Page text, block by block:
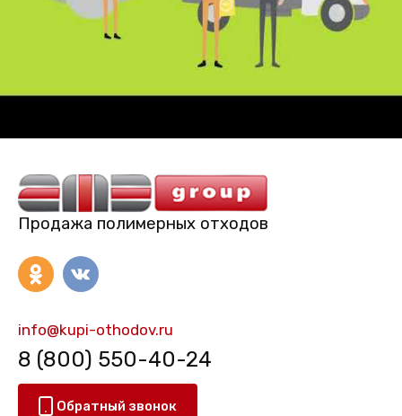
Продажа полимерных отходов
info@kupi-othodov.ru
8 (800) 550-40-24
Обратный звонок